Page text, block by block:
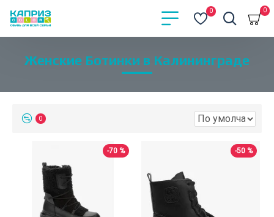
0 0
Женские Ботинки в Калининграде
0
-70 % -50 %